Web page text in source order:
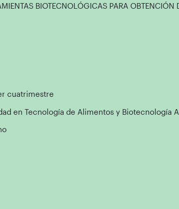
BIOTECNOLÓGICAS PARA OBTENCIÓN
cuatrimestre
en Tecnología de Alimentos y Biotecnología